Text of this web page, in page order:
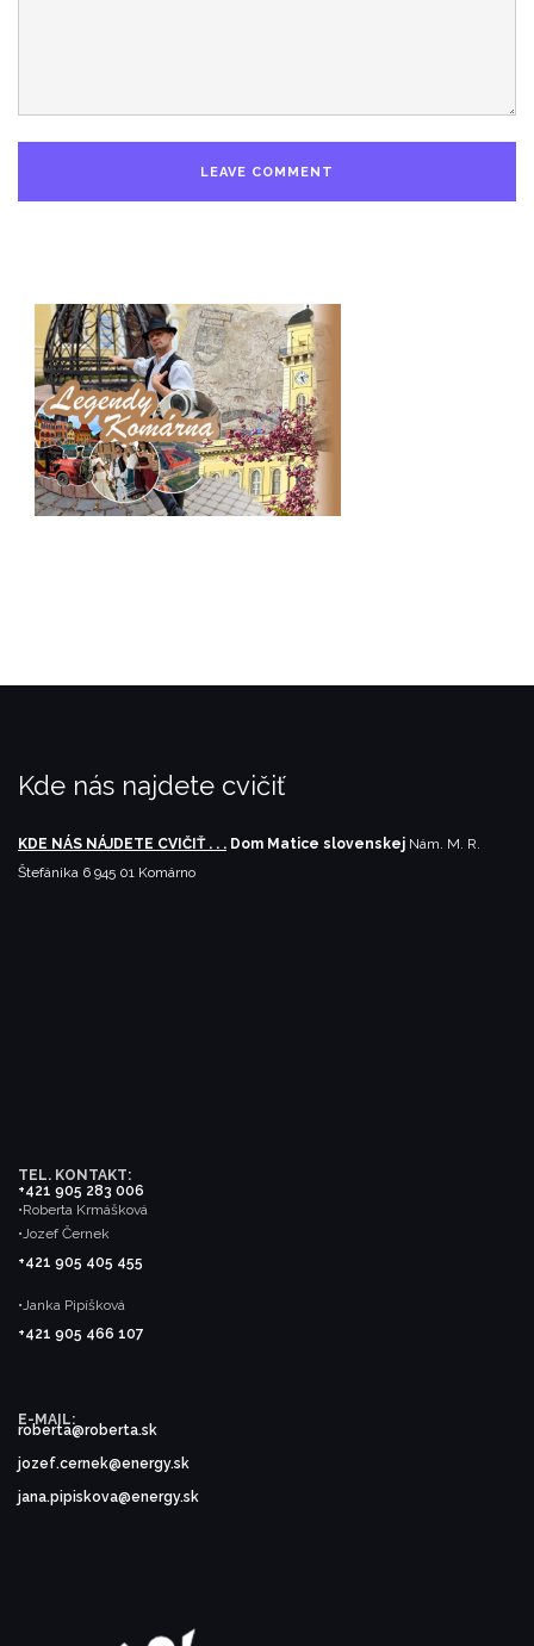
Kde nás najdete cvičiť
KDE NÁS NÁJDETE CVIČIŤ . . . Dom Matice slovenskej Nám. M. R.
Štefánika 6 945 01 Komárno
TEL. KONTAKT:
•Roberta Krmášková
+421 905 283 006
•Jozef Černek
+421 905 405 455
•Janka Pipíšková
+421 905 466 107
E-MAIL:
roberta@roberta.sk
jozef.cernek@energy.sk
jana.pipiskova@energy.sk